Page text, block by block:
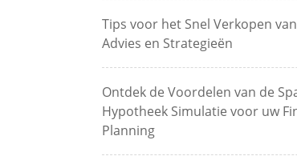
Tips voor het Snel Verkopen
Advies en Strategieën
Ontdek de Voordelen van de
Hypotheek Simulatie voor uw
Planning